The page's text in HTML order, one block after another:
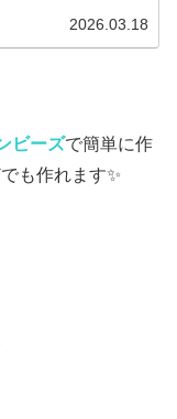
2026.03.18
ビーズで簡単に作
も作れます✨